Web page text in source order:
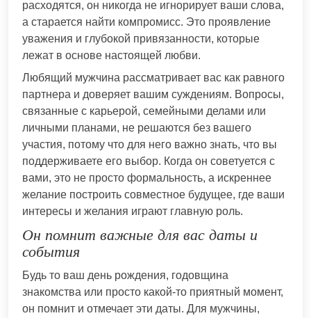
расходятся, он никогда не игнорирует ваши слова,
а старается найти компромисс. Это проявление
уважения и глубокой привязанности, которые
лежат в основе настоящей любви.
Любящий мужчина рассматривает вас как равного
партнера и доверяет вашим суждениям. Вопросы,
связанные с карьерой, семейными делами или
личными планами, не решаются без вашего
участия, потому что для него важно знать, что вы
поддерживаете его выбор. Когда он советуется с
вами, это не просто формальность, а искреннее
желание построить совместное будущее, где ваши
интересы и желания играют главную роль.
Он помнит важные для вас даты и
события
Будь то ваш день рождения, годовщина
знакомства или просто какой-то приятный момент,
он помнит и отмечает эти даты. Для мужчины,